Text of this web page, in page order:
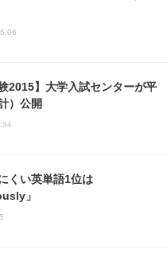
2015】大学入試センターが平
）公開
くい英単語1位は
」